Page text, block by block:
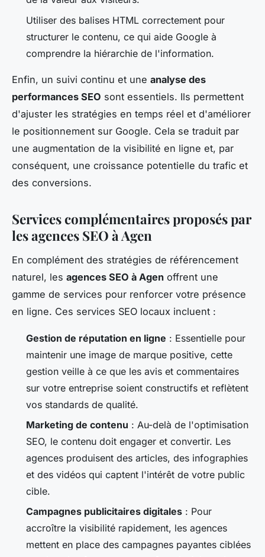
Utiliser des balises HTML correctement pour
structurer le contenu, ce qui aide Google à
comprendre la hiérarchie de l'information.
Enfin, un suivi continu et une analyse des
performances SEO sont essentiels. Ils permettent
d'ajuster les stratégies en temps réel et d'améliorer
le positionnement sur Google. Cela se traduit par
une augmentation de la visibilité en ligne et, par
conséquent, une croissance potentielle du trafic et
des conversions.
Services complémentaires proposés par
les agences SEO à Agen
En complément des stratégies de référencement
naturel, les agences SEO à Agen offrent une
gamme de services pour renforcer votre présence
en ligne. Ces services SEO locaux incluent :
Gestion de réputation en ligne : Essentielle pour
maintenir une image de marque positive, cette
gestion veille à ce que les avis et commentaires
sur votre entreprise soient constructifs et reflètent
vos standards de qualité.
Marketing de contenu : Au-delà de l'optimisation
SEO, le contenu doit engager et convertir. Les
agences produisent des articles, des infographies
et des vidéos qui captent l'intérêt de votre public
cible.
Campagnes publicitaires digitales : Pour
accroître la visibilité rapidement, les agences
mettent en place des campagnes payantes ciblées